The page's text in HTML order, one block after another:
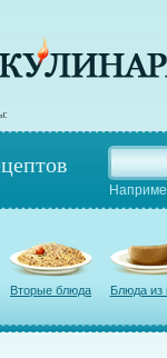
Вторые блюда Блюда из